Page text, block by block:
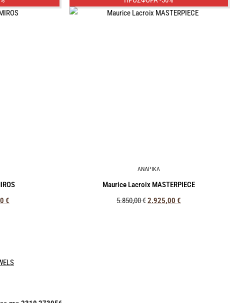
€
ΑΝΔΡΙΚΑ
Maurice Lacroix MASTERPIECE
5.850,00€2.925,00 €